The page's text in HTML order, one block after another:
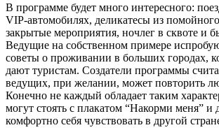
В программе будет много интересного:
VIP-автомобилях, деликатесы из
закрытые мероприятия, ночлег в сквоте и
Ведущие на собственном примере
советы о проживании в больших городах,
дают туристам. Создатели программы
ведущих, при желании, может повторить
Конечно не каждый обладает таким
могут стоять с плакатом “Накорми меня” и
комфортно себя чувствовать в другой